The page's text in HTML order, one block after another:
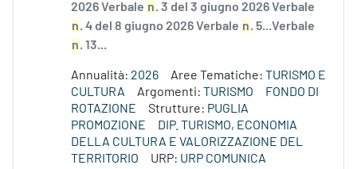
2026 Verbale n. 3 del 3 giugno 2026 Verbale
n. 4 del 8 giugno 2026 Verbale n. 5...Verbale
n. 13...
Annualità: 2026 Aree Tematiche: TURISMO E
CULTURA
Argomenti: TURISMO
FONDO DI
ROTAZIONE
Strutture: PUGLIA
PROMOZIONE
DIP. TURISMO, ECONOMIA
DELLA CULTURA E VALORIZZAZIONE DEL
TERRITORIO
URP: URP COMUNICA